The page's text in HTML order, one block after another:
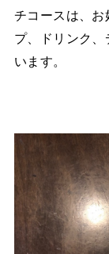
チコースは、
プ、ドリンク
います。